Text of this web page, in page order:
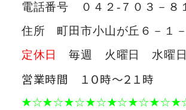
電話番号 ０４２-７０３－８
住所 町田市小山が丘６－１
定休日
毎週 火曜日 水曜日
営業時間 １０時～２１時